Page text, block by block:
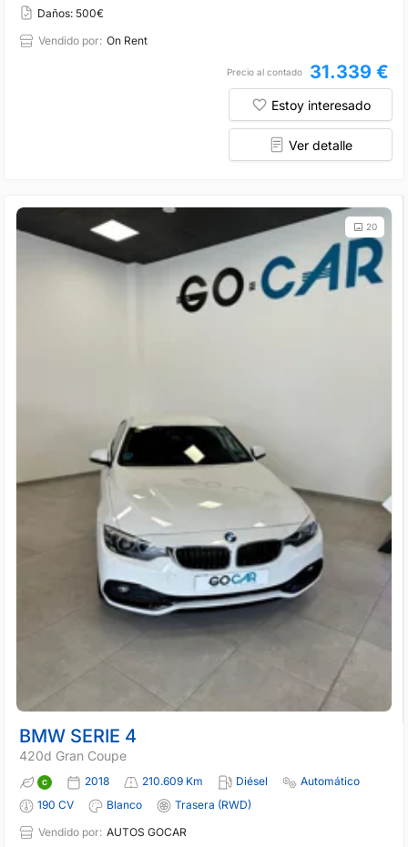
Daños: 500€
Vendido por: On Rent
Precio al contado 31.339 €
Estoy interesado
Ver detalle
20
BMW SERIE 4
420d Gran Coupe
2018 210.609 Km Diésel
Automático
190 CV
Blanco
Trasera (RWD)
Vendido por: AUTOS GOCAR